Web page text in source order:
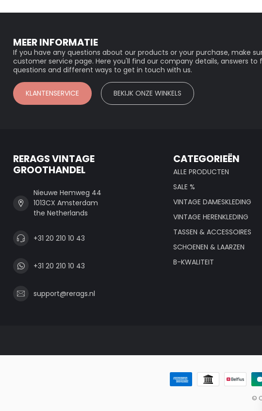
MEER INFORMATIE
If you have any questions about our products or your purchase, make
customer service page. Here you'll find our company details, answers to
questions and different ways to get in touch with us.
KLANTENSERVICE BEKIJK ONZE WINKELS
RERAGS VINTAGE
GROOTHANDEL
Nieuwe Hemweg 44
1013CX Amsterdam
the Netherlands
+31 20 210 10 43
+31 20 210 10 43
support@rerags.nl
CATEGORIEËN
ALLE PRODUCTEN
SALE %
VINTAGE DAMESKLEDING
VINTAGE HERENKLEDING
TASSEN & ACCESSOIRES
SCHOENEN & LAARZEN
B-KWALITEIT
©